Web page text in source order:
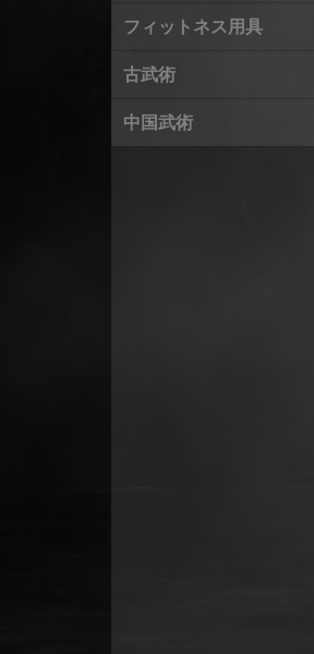
フィットネス用具
古武術
中国武術